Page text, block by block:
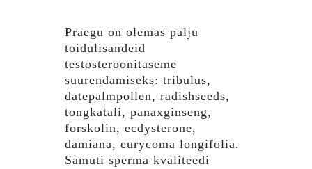
Praegu on olemas palju
toidulisandeid
testosteroonitaseme
suurendamiseks: tribulus,
datepalmpollen, radishseeds,
tongkatali, panaxginseng,
forskolin, ecdysterone,
damiana, eurycoma longifolia.
Samuti sperma kvaliteedi